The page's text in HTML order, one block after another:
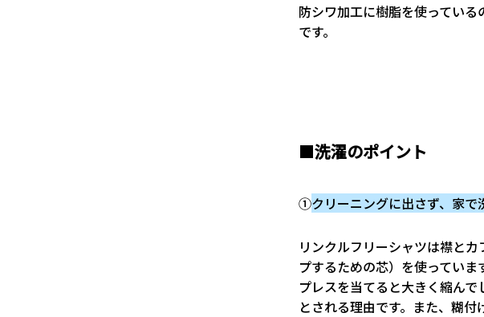
防シワ加工に樹脂を使ってい
です。
■洗濯のポイント
①クリーニングに出さず、家で
リンクルフリーシャツは襟と
プするための芯）を使ってい
プレスを当てると大きく縮ん
とされる理由です。また、糊付